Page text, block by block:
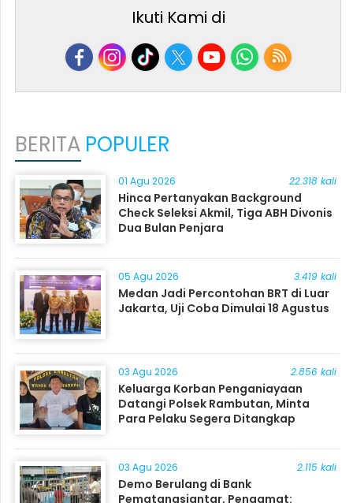
Ikuti Kami di
BERITA POPULER
01 Agu 2026 22.318 kali
Hinca Pertanyakan Background
Check Seleksi Akmil, Tiga ABH Divonis
Dua Bulan Penjara
05 Agu 2026 3.419 kali
Medan Jadi Percontohan BRT di Luar
Jakarta, Uji Coba Dimulai 18 Agustus
03 Agu 2026 2.856 kali
Keluarga Korban Penganiayaan
Datangi Polsek Rambutan, Minta
Para Pelaku Segera Ditangkap
03 Agu 2026 2.115 kali
Demo Berulang di Bank
Pematangsiantar, Pengamat: